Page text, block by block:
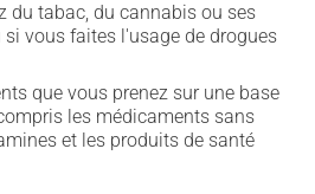
du tabac, du cannabis ou ses
si vous faites l'usage de drogues
que vous prenez sur une base
les médicaments sans
et les produits de santé